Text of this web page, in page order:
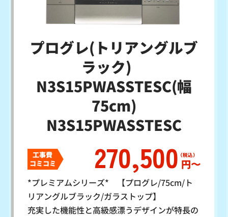
プログレ(トリアングルブ
ラック)
N3S15PWASSTESC(幅
75cm)
N3S15PWASSTESC
工事費
コミコミ
270,500 円〜
*プレミアムシリーズ* 【プログレ/75cm/ト
リアングルブラック/ガラストップ】
充実した機能性と高級感漂うデザインが特長の